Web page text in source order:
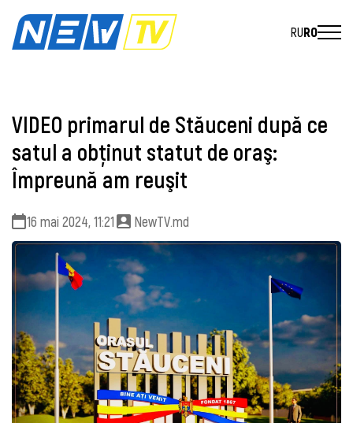
RURO
VIDEO primarul de Stăuceni după ce
satul a obţinut statut de oraş:
Împreună am reuşit
16 mai 2024, 11:21 NewTV.md